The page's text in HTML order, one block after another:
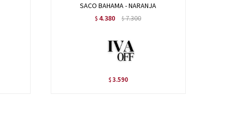
SACO BAHAMA - NARANJA
$ 4.380 $7.300
$ 3.590